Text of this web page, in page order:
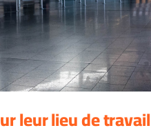
leur lieu de travail